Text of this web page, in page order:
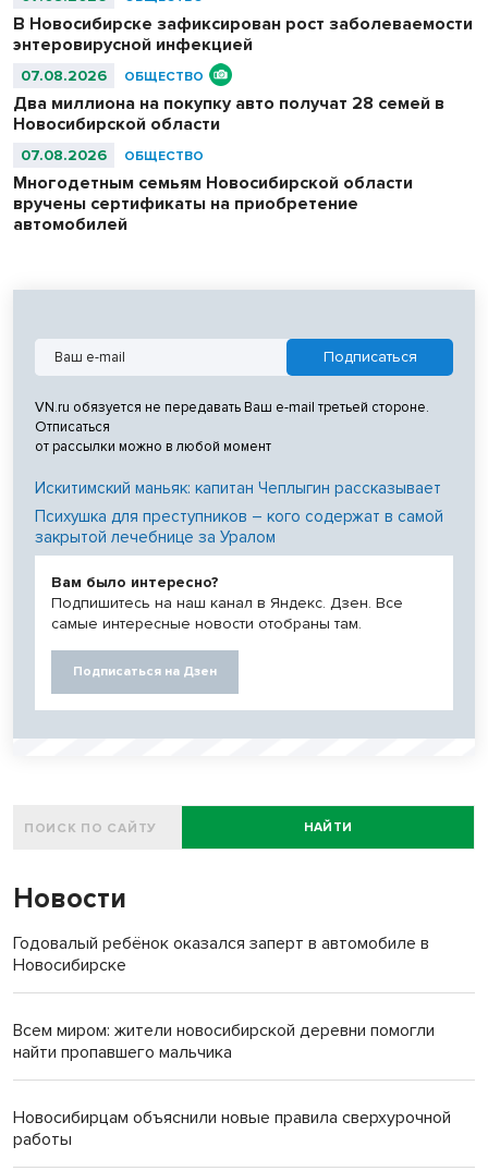
В Новосибирске зафиксирован рост заболеваемости
энтеровирусной инфекцией
07.08.2026 ОБЩЕСТВО
Два миллиона на покупку авто получат 28 семей в
Новосибирской области
07.08.2026 ОБЩЕСТВО
Многодетным семьям Новосибирской области
вручены сертификаты на приобретение
автомобилей
VN.ru обязуется не передавать Ваш e-mail третьей стороне.
Отписаться
от рассылки можно в любой момент
Искитимский маньяк: капитан Чеплыгин рассказывает
Психушка для преступников – кого содержат в самой
закрытой лечебнице за Уралом
Вам было интересно?
Подпишитесь на наш канал в Яндекс. Дзен. Все
самые интересные новости отобраны там.
Подписаться на Дзен
НАЙТИ
Новости
Годовалый ребёнок оказался заперт в автомобиле в
Новосибирске
Всем миром: жители новосибирской деревни помогли
найти пропавшего мальчика
Новосибирцам объяснили новые правила сверхурочной
работы